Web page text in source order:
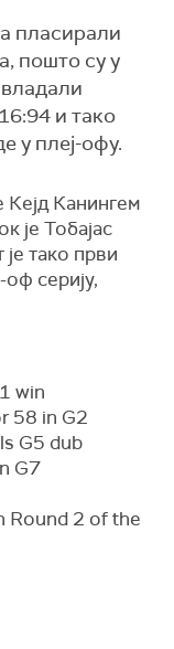
пласирали
пошто су у
и тако
у плеј-офу.
Кејд Канингем
је Тобајас
тако први
серију,
win
58 in G2
G5 dub
G7
Round 2 of the